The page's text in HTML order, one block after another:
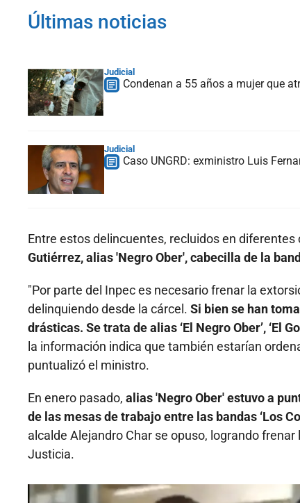
Últimas noticias
Judicial
Condenan a 55 años a mujer que
Judicial
Caso UNGRD: exministro Luis
Entre estos delincuentes, recluidos en diferentes
Gutiérrez, alias 'Negro Ober', cabecilla de la
"Por parte del Inpec es necesario frenar la
delinquiendo desde la cárcel. Si bien se han
drásticas. Se trata de alias ‘El Negro Ober’, ‘El
la información indica que también estarían
puntualizó el ministro.
En enero pasado, alias 'Negro Ober' estuvo a
de las mesas de trabajo entre las bandas ‘Los
alcalde Alejandro Char se opuso, logrando
Justicia.